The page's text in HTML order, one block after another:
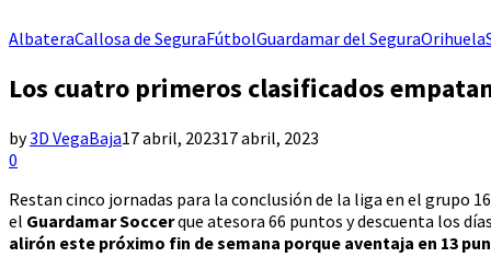
AlbateraCallosa de SeguraFútbolGuardamar del SeguraOrihuela
Los cuatro primeros clasificados
by3D VegaBaja17 abril, 202317 abril, 2023
0
Restan cinco jornadas para la conclusión de la liga en el grupo
el Guardamar Soccerque atesora 66 puntos y descuenta los
alirón este próximo fin de semana porque aventaja en 13